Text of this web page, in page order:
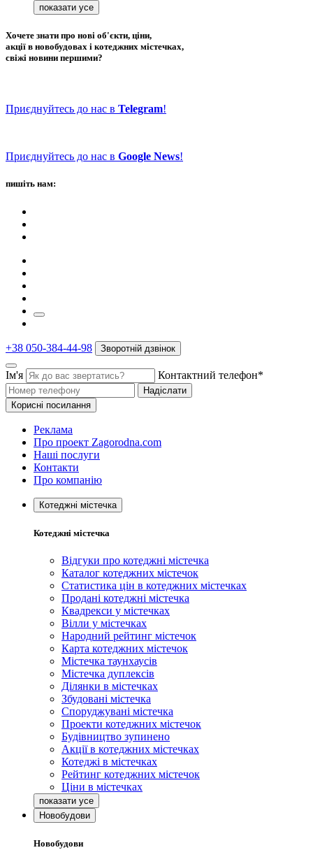
Хочете знати про нові об'єкти, ціни,
акції в новобудовах і котеджних містечках,
свіжі новини першими?
Приєднуйтесь до нас в Telegram!
Приєднуйтесь до нас в Google News!
пишіть нам:
+38 050-384-44-98 Зворотній дзвінок
Ім'я Контактний телефон*
Надіслати
Корисні посилання
Реклама
Про проект Zagorodna.com
Наші послуги
Контакти
Про компанію
Котеджні містечка
Котеджні містечка
Відгуки про котеджні містечка
Каталог котеджних містечок
Статистика цін в котеджних містечках
Продані котеджні містечка
Квадрекси у містечках
Вілли у містечках
Народний рейтинг містечок
Карта котеджних містечок
Містечка таунхаусів
Містечка дуплексів
Ділянки в містечках
Збудовані містечка
Споруджувані містечка
Проекти котеджних містечок
Будівництво зупинено
Акції в котеджних містечках
Котеджі в містечках
Рейтинг котеджних містечок
Ціни в містечках
Новобудови
Новобудови